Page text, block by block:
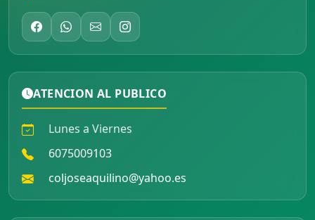
ATENCION AL PUBLICO
Lunes a Viernes
6075009103
coljoseaquilino@yahoo.es